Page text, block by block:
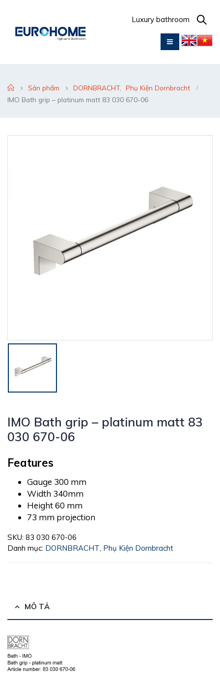
Luxury bathroom
Sản phẩm DORNBRACHT,
Phụ Kiện Dornbracht
IMO Bath grip – platinum matt 83 030 670-06
IMO Bath grip – platinum matt 83
030 670-06
Features
Gauge 300 mm
Width 340mm
Height 60 mm
73 mm projection
SKU: 83 030 670-06
Danh mục: DORNBRACHT Phụ Kiện Dornbracht
MÔ TẢ